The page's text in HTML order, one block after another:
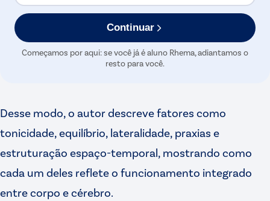
Continuar
Começamos por aqui: se você já é aluno Rhema, adiantamos o
resto para você.
Desse modo, o autor descreve fatores como
tonicidade, equilíbrio, lateralidade, praxias e
estruturação espaço-temporal, mostrando como
cada um deles reflete o funcionamento integrado
entre corpo e cérebro.